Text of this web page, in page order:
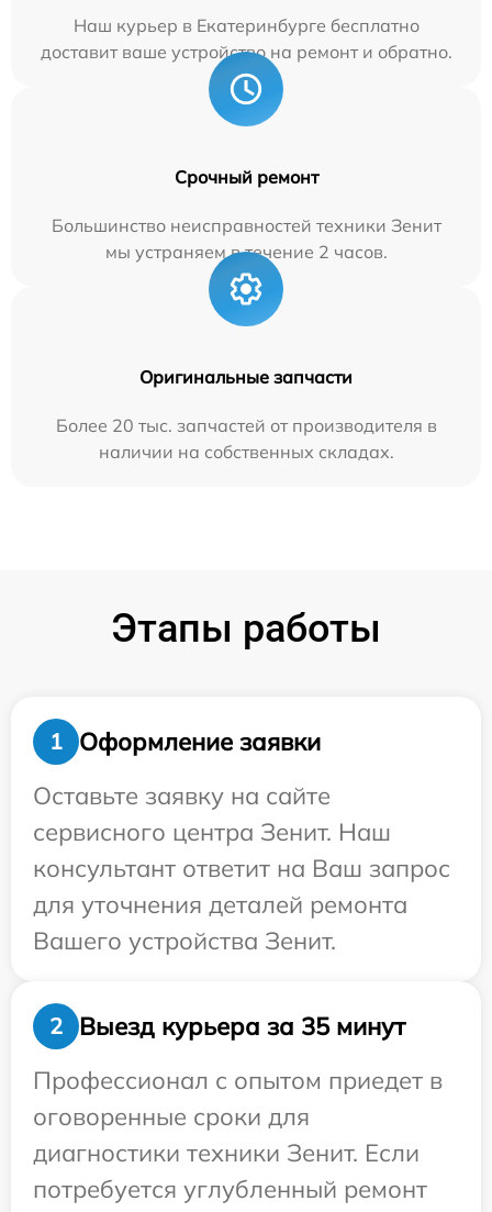
Наш курьер в Екатеринбурге бесплатно
доставит ваше устройство на ремонт и обратно.
Срочный ремонт
Большинство неисправностей техники Зенит
мы устраняем в течение 2 часов.
Оригинальные запчасти
Более 20 тыс. запчастей от производителя в
наличии на собственных складах.
Этапы работы
1
Оформление заявки
Оставьте заявку на сайте
сервисного центра Зенит. Наш
консультант ответит на Ваш запрос
для уточнения деталей ремонта
Вашего устройства Зенит.
2
Выезд курьера за 35 минут
Профессионал с опытом приедет в
оговоренные сроки для
диагностики техники Зенит. Если
потребуется углубленный ремонт